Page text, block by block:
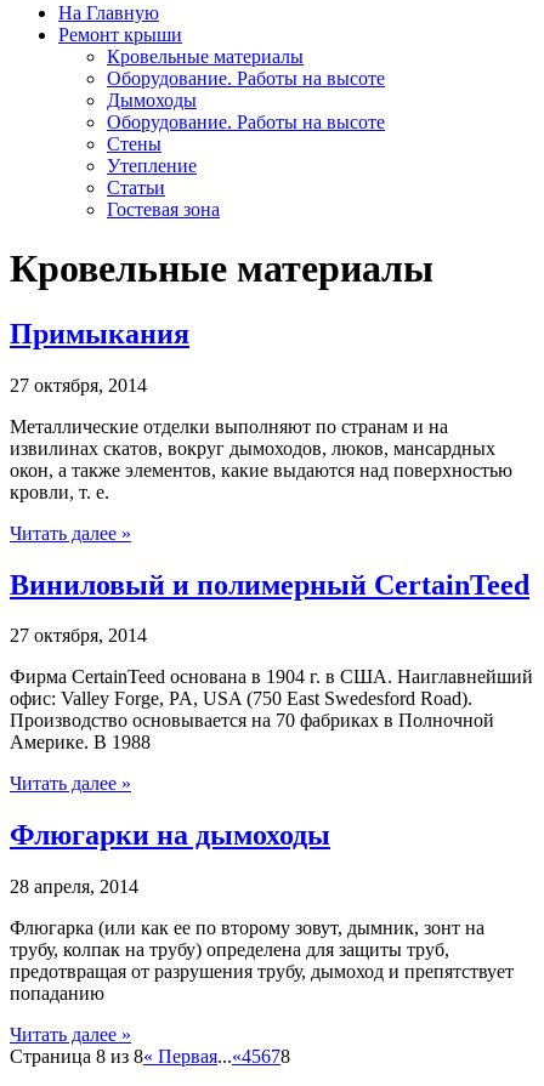
На Главную
Ремонт крыши
Кровельные материалы
Оборудование. Работы на высоте
Дымоходы
Оборудование. Работы на высоте
Стены
Утепление
Статьи
Гостевая зона
Кровельные материалы
Примыкания
27 октября, 2014
Металлические отделки выполняют по странам и на
извилинах скатов, вокруг дымоходов, люков, мансардных
окон, а также элементов, какие выдаются над поверхностью
кровли, т. е.
Читать далее »
Виниловый и полимерный CertainTeed
27 октября, 2014
Фирма CertainTeed основана в 1904 г. в США. Наиглавнейший
офис: Valley Forge, PA, USA (750 East Swedesford Road).
Производство основывается на 70 фабриках в Полночной
Америке. В 1988
Читать далее »
Флюгарки на дымоходы
28 апреля, 2014
Флюгарка (или как ее по второму зовут, дымник, зонт на
трубу, колпак на трубу) определена для защиты труб,
предотвращая от разрушения трубу, дымоход и препятствует
попаданию
Читать далее »
Страница 8 из 8« Первая...«45678